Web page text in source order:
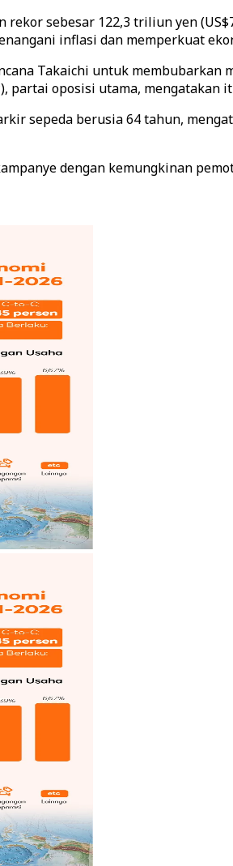
rekor sebesar 122,3 triliun yen
inflasi dan memperkuat
Takaichi untuk membubarkan
partai oposisi utama,
sepeda berusia 64 tahun,
dengan kemungkinan